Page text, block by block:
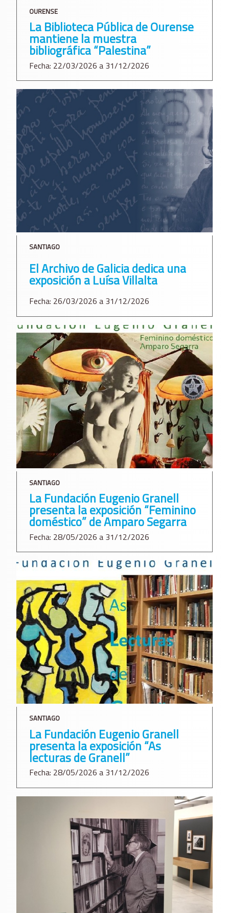
OURENSE
La Biblioteca Pública de Ourense
mantiene la muestra
bibliográfica “Palestina”
Fecha: 22/03/2026 a 31/12/2026
SANTIAGO
El Archivo de Galicia dedica una
exposición a Luísa Villalta
Fecha: 26/03/2026 a 31/12/2026
SANTIAGO
La Fundación Eugenio Granell
presenta la exposición “Feminino
doméstico” de Amparo Segarra
Fecha: 28/05/2026 a 31/12/2026
SANTIAGO
La Fundación Eugenio Granell
presenta la exposición “As
lecturas de Granell”
Fecha: 28/05/2026 a 31/12/2026